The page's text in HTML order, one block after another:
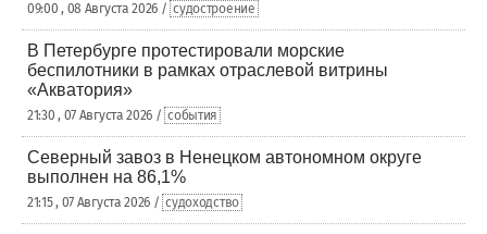
09:00 , 08 Августа 2026 / судостроение
В Петербурге протестировали морские
беспилотники в рамках отраслевой витрины
«Акватория»
21:30 , 07 Августа 2026 / события
Северный завоз в Ненецком автономном округе
выполнен на 86,1%
21:15 , 07 Августа 2026 / судоходство